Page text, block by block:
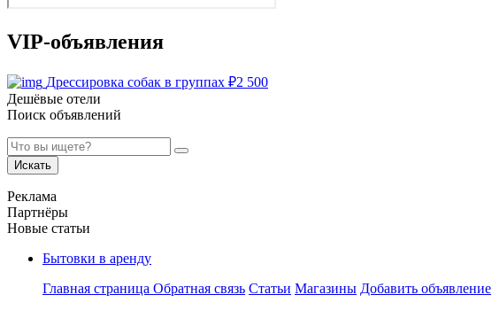
VIP-объявления
Дрессировка собак в группах ₽2 500
Дешёвые отели
Поиск объявлений
Искать
Реклама
Партнёры
Новые статьи
Бытовки в аренду
Главная страница Обратная связь Статьи Магазины Добавить объявление